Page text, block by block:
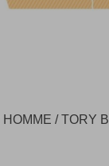
HOMME / TORY